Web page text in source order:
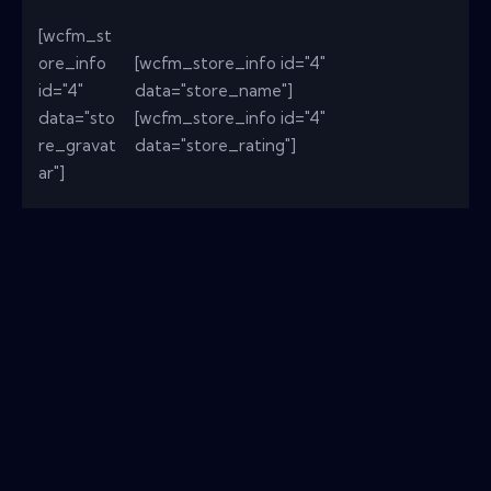
[wcfm_st
ore_info
id="4"
data="sto
re_gravat
ar"]
[wcfm_store_info id="4"
data="store_name"]
[wcfm_store_info id="4"
data="store_rating"]